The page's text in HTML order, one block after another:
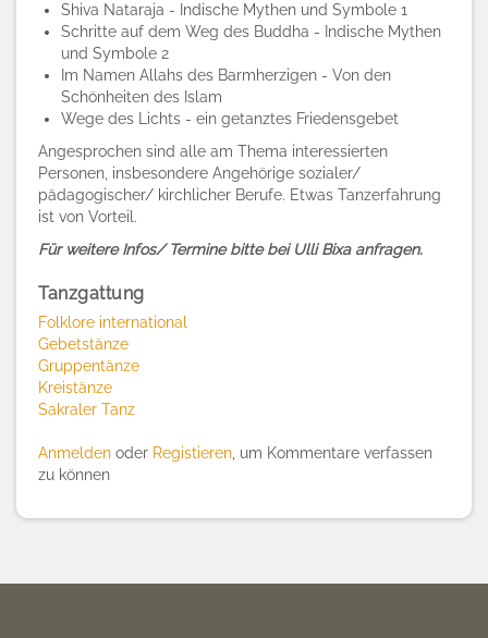
Shiva Nataraja - Indische Mythen und Symbole 1
Schritte auf dem Weg des Buddha - Indische Mythen
und Symbole 2
Im Namen Allahs des Barmherzigen - Von den
Schönheiten des Islam
Wege des Lichts - ein getanztes Friedensgebet
Angesprochen sind alle am Thema interessierten
Personen, insbesondere Angehörige sozialer/
pädagogischer/ kirchlicher Berufe. Etwas Tanzerfahrung
ist von Vorteil.
Für weitere Infos/ Termine bitte bei Ulli Bixa anfragen.
Tanzgattung
Folklore international
Gebetstänze
Gruppentänze
Kreistänze
Sakraler Tanz
Anmelden oder Registieren , um Kommentare verfassen
zu können